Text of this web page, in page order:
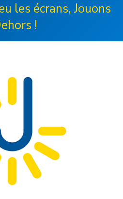
les écrans, Jouons
!